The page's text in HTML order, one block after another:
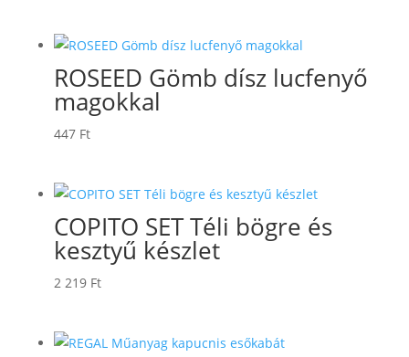
ROSEED Gömb dísz lucfenyő
magokkal
447 Ft
COPITO SET Téli bögre és
kesztyű készlet
2 219 Ft